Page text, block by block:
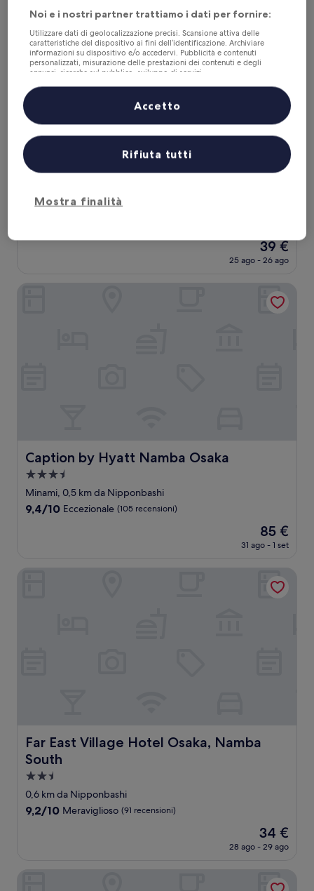
R Hotel Namba East
R Hotel Namba East
Minami, 0,6 km da Nipponbashi
recensioni)
Il
prezzo
attuale
39 €
39 €
25 ago - 26 ago
Caption by Hyatt Namba Osaka
Caption by Hyatt Namba Osaka
Struttura
a
3.5
Minami, 0,5 km da Nipponbashi
9.4
recensioni)
9,4/10 Eccezionale (105 recensioni)
Il
prezzo
85 €
85 €
31 ago - 1 set
Far East Village Hotel Osaka, Namba
South
Far East Village Hotel Osaka, Namba South
Struttura
a
2.5
0,6 km da Nipponbashi
9.2
recensioni)
9,2/10 Meraviglioso (91 recensioni)
Il
prezzo
attuale
34 €
34 €
28 ago - 29 ago
Noi e i nostri partner trattiamo i dati per fornire:
Utilizzare dati di geolocalizzazione precisi. Scansione attiva delle
caratteristiche del dispositivo ai fini dell’identificazione. Archiviare
informazioni su dispositivo e/o accedervi. Pubblicità e contenuti
personalizzati, misurazione delle prestazioni dei contenuti e degli
annunci, ricerche sul pubblico, sviluppo di servizi.
Elenco dei partner (fornitori)
Mostra finalità
Rifiuta tutti
Accetto